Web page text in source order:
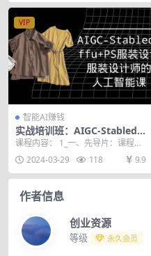
VIP
智能AI赚钱
实战培训班：AIGC-Stabledi
ffu+PS服装设计-服装设计师
的人工智能课（16节）
课程内容： 1_一、先导片：课程介
绍及课前准备-认识AI人工智能.mp4
2_二...2024-03-29 118 9.9
作者信息
创业资源
等级 永久会员